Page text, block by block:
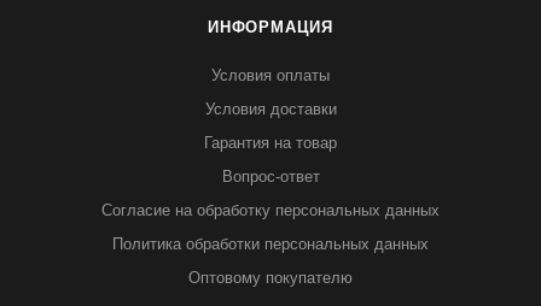
ИНФОРМАЦИЯ
Условия оплаты
Условия доставки
Гарантия на товар
Вопрос-ответ
Согласие на обработку персональных данных
Политика обработки персональных данных
Оптовому покупателю